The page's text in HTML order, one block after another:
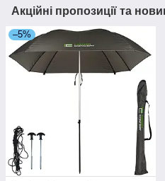
Акційні пропозиції та
–5%